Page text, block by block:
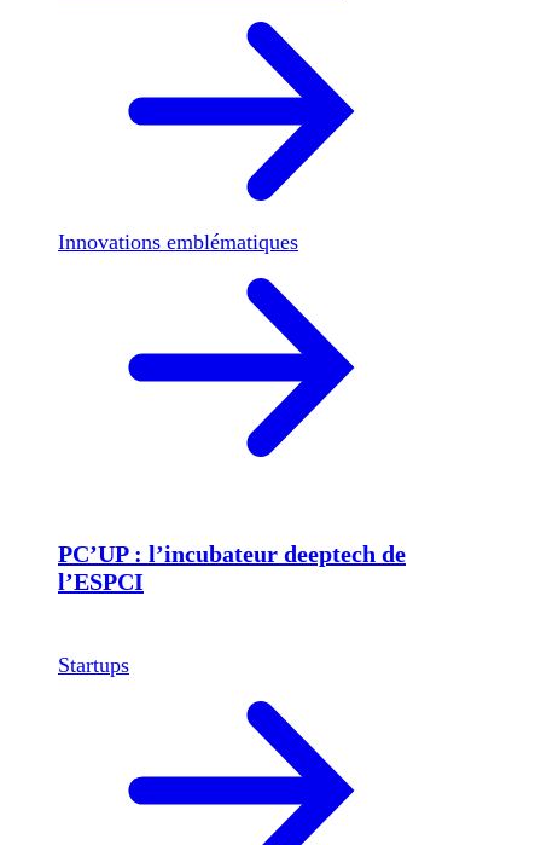
Innovations emblématiques
PC’UP : l’incubateur deeptech de
l’ESPCI
Startups